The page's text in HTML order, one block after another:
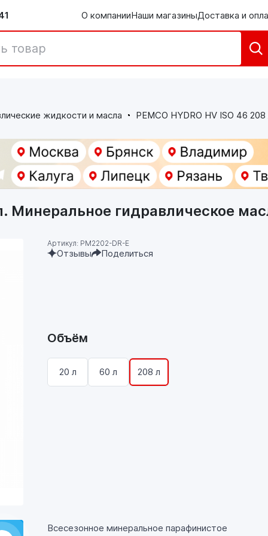
О компанииНаши магазиныДоставка и
жидкости и масла PEMCO HYDRO HV ISO 46
Минеральное гидравлическое
Артикул: PM2202-DR-E
Отзывы Поделиться
Объём
20 л 60 л 208 л
Всесезонное минеральное парафинистое